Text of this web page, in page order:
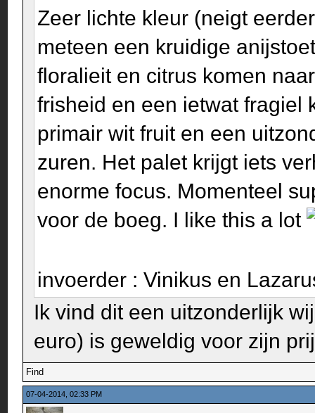
Zeer lichte kleur (neigt
meteen een kruidige
floralieit en citrus komen
frisheid en een ietwat fragiel
primair wit fruit en een
zuren. Het palet krijgt iets
enorme focus. Momenteel
voor de boeg. I like this a lot
invoerder : Vinikus en
Ik vind dit een uitzonderlijk
euro) is geweldig voor zijn
Find
07-04-2014, 02:33 PM